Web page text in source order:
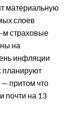
материальную
слоев
м страховые
на
инфляции
планируют
— притом что
почти на 13